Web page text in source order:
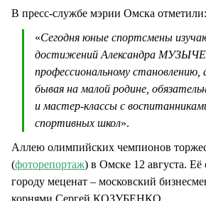
В пресс-службе мэрии Омска отметили:
«Сегодня юные спортсмены
достижений Александра
профессиональному становлению,
бывая на малой родине,
и мастер-классы с
спортивных школ».
Аллею олимпийских чемпионов
(фоторепортаж) в Омске 12 августа.
городу меценат – московский